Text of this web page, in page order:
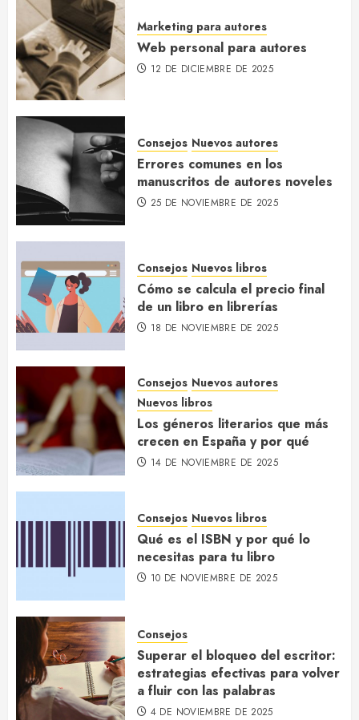
3
Cómo se calcula el precio final
de un libro en librerías
18 DE NOVIEMBRE DE 2025
4
Los géneros literarios que más
crecen en España y por qué
Qué es el ISBN y por qué lo
necesitas para tu libro
Marketing para autores
Web personal para autores
12 DE DICIEMBRE DE 2025
Consejos Nuevos autores
Errores comunes en los
manuscritos de autores noveles
25 DE NOVIEMBRE DE 2025
Consejos Nuevos libros
Cómo se calcula el precio final
de un libro en librerías
18 DE NOVIEMBRE DE 2025
Consejos Nuevos autores
Nuevos libros
Los géneros literarios que más
crecen en España y por qué
14 DE NOVIEMBRE DE 2025
Consejos Nuevos libros
Qué es el ISBN y por qué lo
necesitas para tu libro
10 DE NOVIEMBRE DE 2025
Consejos
Superar el bloqueo del escritor:
estrategias efectivas para volver
a fluir con las palabras
4 DE NOVIEMBRE DE 2025